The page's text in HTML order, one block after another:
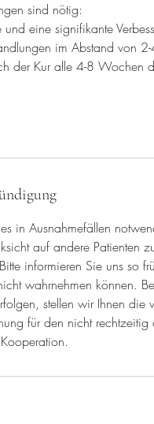
sind nötig:
eine signifikante
im Abstand von
der Kur alle 4-8 Wochen
in Ausnahmefällen
auf andere Patienten
informieren Sie uns so
wahrnehmen können.
stellen wir Ihnen
für den nicht